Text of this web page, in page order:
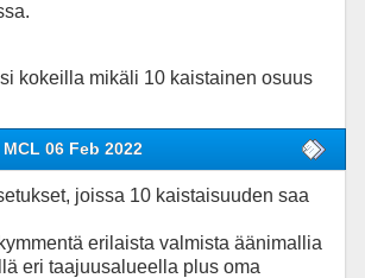
kokeilla mikäli 10 kaistainen osuus
MCL 06 Feb 2022
joissa 10 kaistaisuuden saa
erilaista valmista äänimallia
eri taajuusalueella plus oma